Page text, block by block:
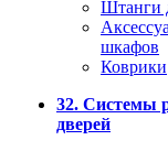
Штанги
шкафов
Коврики
32. Системы
дверей